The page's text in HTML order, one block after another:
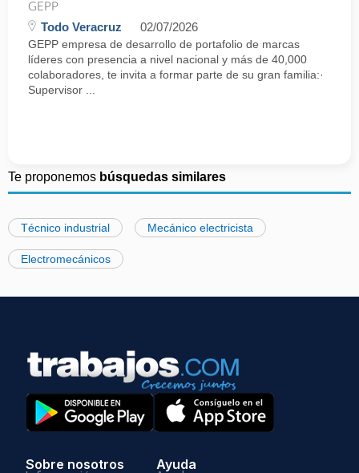
GEPP
Todo Veracruz 02/07/2026
GEPP empresa de desarrollo de portafolio de marcas
líderes con presencia a nivel nacional y más de 40,000
colaboradores, te invita a formar parte de su gran familia:·
Supervisor ...
Te proponemos búsquedas similares
Técnico industrial Mecánico electricista
Electromecánicos
Sobre nosotros Ayuda